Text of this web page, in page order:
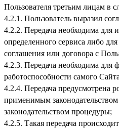
Пользователя третьим лицам в
4.2.1. Пользователь выразил
4.2.2. Передача необходима для
определенного сервиса либо
соглашения или договора с
4.2.3. Передача необходима для
работоспособности самого
4.2.4. Передача предусмотрена
применимым
законодательством процедуры;
4.2.5. Такая передача